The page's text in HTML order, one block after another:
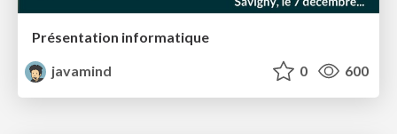
Présentation informatique
javamind
0 600